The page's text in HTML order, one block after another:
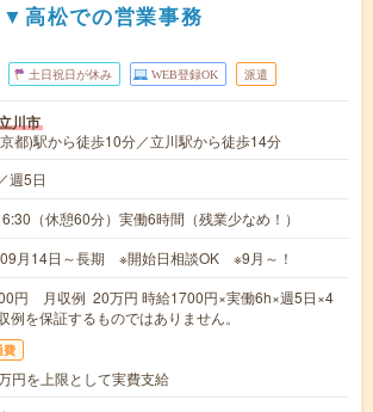
高松での営業事務
土日祝日が休み WEB登録OK 派遣
川市
都)駅から徒歩10分／立川駅から徒歩14分
週5日
（休憩60分）実働6時間（残業少なめ！）
月14日～長期 ※開始日相談OK ※9月～！
円 月収例 20万円 時給1700円×実働6h×週5日×4
例を保証するものではありません。
費
円を上限として実費支給